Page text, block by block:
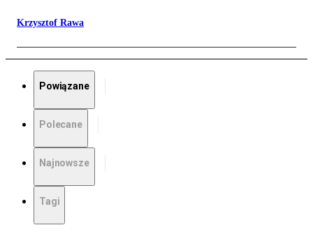
Krzysztof Rawa
Powiązane
Polecane
Najnowsze
Tagi